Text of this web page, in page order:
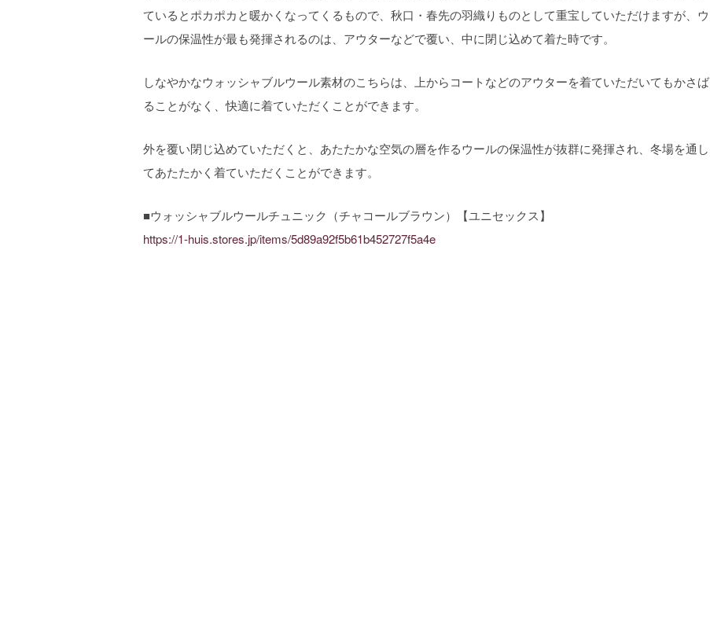
ているとポカポカと暖かくなってくるもので、秋口・春先の羽織りものとして重宝していただけますが、ウ
ールの保温性が最も発揮されるのは、アウターなどで覆い、中に閉じ込めて着た時です。
しなやかなウォッシャブルウール素材のこちらは、上からコートなどのアウターを着ていただいてもかさば
ることがなく、快適に着ていただくことができます。
外を覆い閉じ込めていただくと、あたたかな空気の層を作るウールの保温性が抜群に発揮され、冬場を通し
てあたたかく着ていただくことができます。
■ウォッシャブルウールチュニック（チャコールブラウン）【ユニセックス】
https://1-huis.stores.jp/items/5d89a92f5b61b452727f5a4e